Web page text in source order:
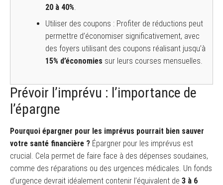
20 à 40%
Utiliser des coupons : Profiter de réductions peut
permettre d’économiser significativement, avec
des foyers utilisant des coupons réalisant jusqu’à
15% d’économies sur leurs courses mensuelles.
Prévoir l’imprévu : l’importance de
l’épargne
Pourquoi épargner pour les imprévus pourrait bien sauver
votre santé financière ? Épargner pour les imprévus est
crucial. Cela permet de faire face à des dépenses soudaines,
comme des réparations ou des urgences médicales. Un fonds
d’urgence devrait idéalement contenir l’équivalent de 3 à 6